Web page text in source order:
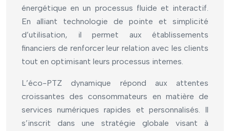
énergétique en un processus fluide et interactif.
En alliant technologie de pointe et simplicité
d’utilisation, il permet aux établissements
financiers de renforcer leur relation avec les clients
tout en optimisant leurs processus internes.
L’éco-PTZ dynamique répond aux attentes
croissantes des consommateurs en matière de
services numériques rapides et personnalisés. Il
s’inscrit dans une stratégie globale visant à